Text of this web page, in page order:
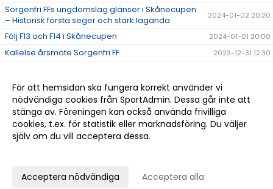
Sorgenfri FFs ungdomslag glänser i Skånecupen
– Historisk första seger och stark laganda
2024-01-02 20:20
Följ F13 och F14 i Skånecupen 2024-01-01 20:00
Kallelse årsmöte Sorgenfri FF 2023-12-31 12:30
Träningstider januari till mars 2023-12-25 14:49
Bli medlem 2023-12-11 08:00
SPONSOR 2023-12-10 09:10
inställningar
Webbversion
För att hemsidan ska fungera korrekt använder vi
nödvändiga cookies från SportAdmin. Dessa går inte att
stänga av. Föreningen kan också använda frivilliga
cookies, t.ex. för statistik eller marknadsföring. Du väljer
själv om du vill acceptera dessa.
Acceptera nödvändiga Acceptera alla